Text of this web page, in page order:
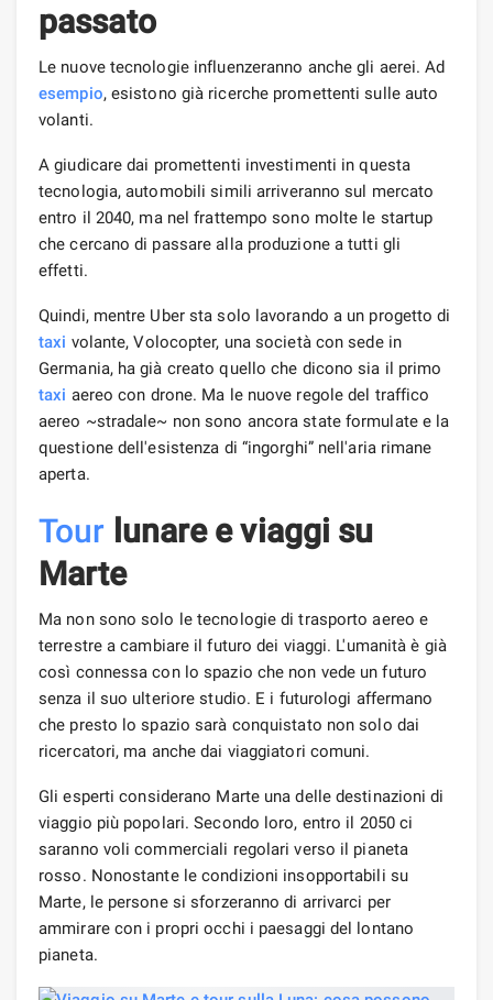
passato
Le nuove tecnologie influenzeranno anche gli aerei. Ad
esempio, esistono già ricerche promettenti sulle auto
volanti.
A giudicare dai promettenti investimenti in questa
tecnologia, automobili simili arriveranno sul mercato
entro il 2040, ma nel frattempo sono molte le startup
che cercano di passare alla produzione a tutti gli
effetti.
Quindi, mentre Uber sta solo lavorando a un progetto di
taxi volante, Volocopter, una società con sede in
Germania, ha già creato quello che dicono sia il primo
taxi aereo con drone. Ma le nuove regole del traffico
aereo ~stradale~ non sono ancora state formulate e la
questione dell'esistenza di “ingorghi” nell'aria rimane
aperta.
Tour lunare e viaggi su
Marte
Ma non sono solo le tecnologie di trasporto aereo e
terrestre a cambiare il futuro dei viaggi. L'umanità è già
così connessa con lo spazio che non vede un futuro
senza il suo ulteriore studio. E i futurologi affermano
che presto lo spazio sarà conquistato non solo dai
ricercatori, ma anche dai viaggiatori comuni.
Gli esperti considerano Marte una delle destinazioni di
viaggio più popolari. Secondo loro, entro il 2050 ci
saranno voli commerciali regolari verso il pianeta
rosso. Nonostante le condizioni insopportabili su
Marte, le persone si sforzeranno di arrivarci per
ammirare con i propri occhi i paesaggi del lontano
pianeta.